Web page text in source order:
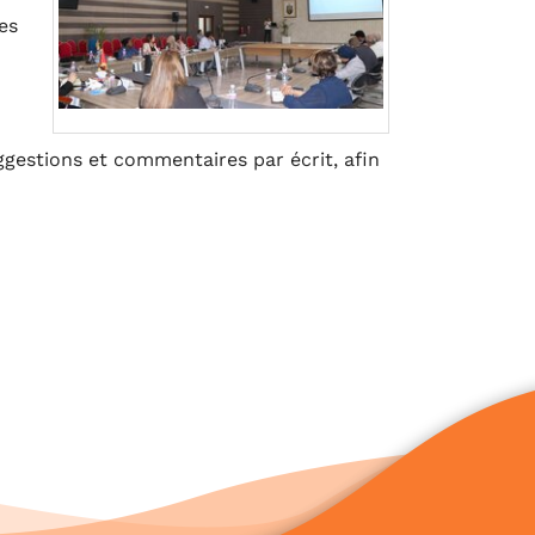
et commentaires par écrit, afin